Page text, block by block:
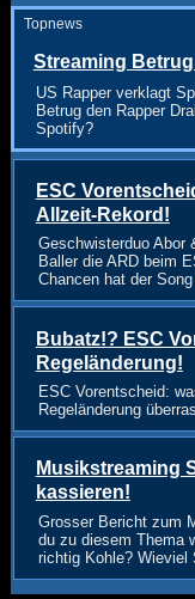
Topnews
Streaming
US Rapper verklagt
Betrug den Rapper
Spotify?
ESC
Allzeit-Rekord!
Geschwisterduo Abor
Baller die ARD beim
Chancen hat der
Bubatz!? ESC
Regeländerung!
ESC Vorentscheid:
Regeländerung
Musikstreaming
kassieren!
Grosser Bericht zum
du zu diesem Thema
richtig Kohle? Wieviel